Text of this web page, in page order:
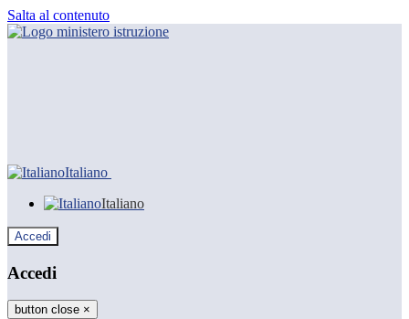
Salta al contenuto
Italiano
Italiano
Accedi
Accedi
button close ×